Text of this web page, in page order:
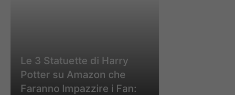
Le 3 Statuette di Harry
Potter su Amazon che
Faranno Impazzire i Fan: